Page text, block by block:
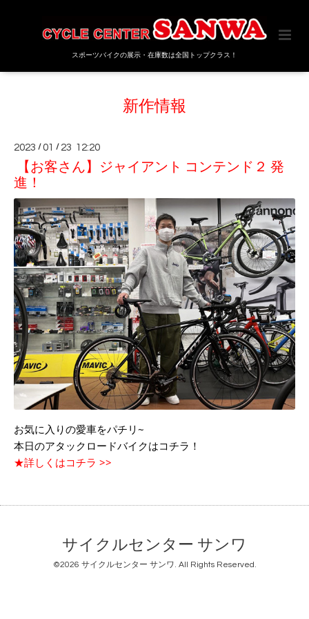
スポーツバイクの展示・在庫数は全国トップクラス！
新作情報
2023 /01 / 23 12:20
【お客さん】ジャイアント コンテンド２ 発
進！
お気に入りの愛車をパチリ~
本日のアタックロードバイクはコチラ！
★詳しくはコチラ >>
サイクルセンター サンワ
©2026 サイクルセンター サンワ. All Rights Reserved.